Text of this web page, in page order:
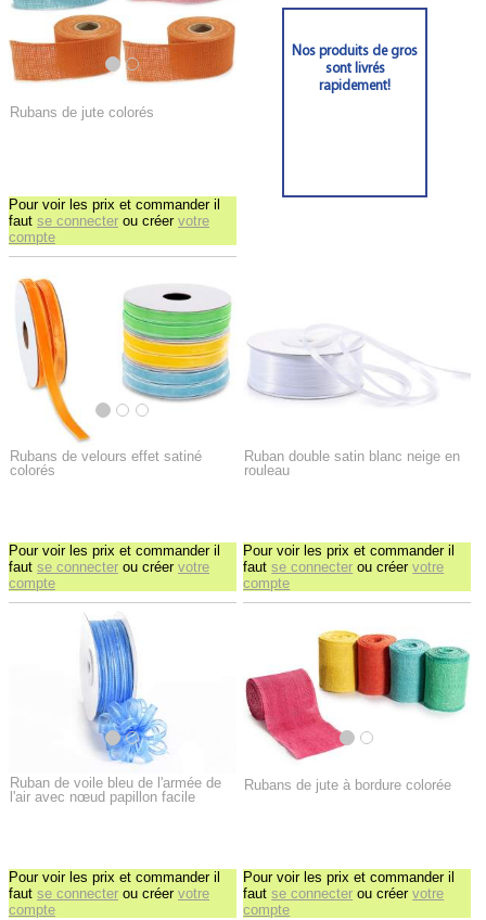
Rubans de jute colorés
Pour voir les prix et commander il
faut se connecter ou créer votre
compte
Nos produits de gros
sont livrés
rapidement!
Rubans de velours effet satiné
colorés
Pour voir les prix et commander il
faut se connecter ou créer votre
compte
Ruban double satin blanc neige en
rouleau
Pour voir les prix et commander il
fautse connecter ou créervotre
compte
Ruban de voile bleu de l'armée de
l'air avec nœud papillon facile
Pour voir les prix et commander il
faut se connecter ou créer votre
compte
Rubans de jute à bordure colorée
Pour voir les prix et commander il
fautse connecter ou créervotre
compte